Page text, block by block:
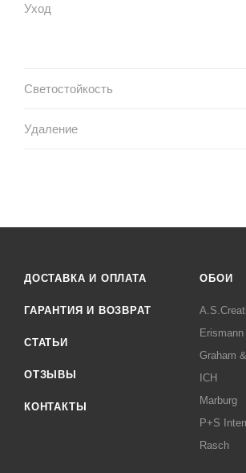
Уход
Светостойкость
Удаление
ДОСТАВКА И ОПЛАТА
ГАРАНТИЯ И ВОЗВРАТ
СТАТЬИ
ОТЗЫВЫ
КОНТАКТЫ
ОБОИ
Erismann
Graham
ICH
Marburg
P+S
Rasch